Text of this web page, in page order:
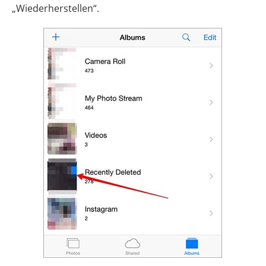
„Wiederherstellen“.